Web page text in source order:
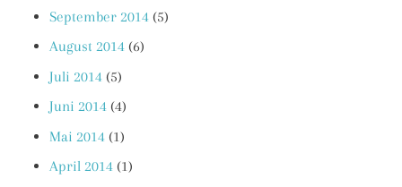
September 2014 (5)
August 2014 (6)
Juli 2014 (5)
Juni 2014 (4)
Mai 2014 (1)
April 2014 (1)